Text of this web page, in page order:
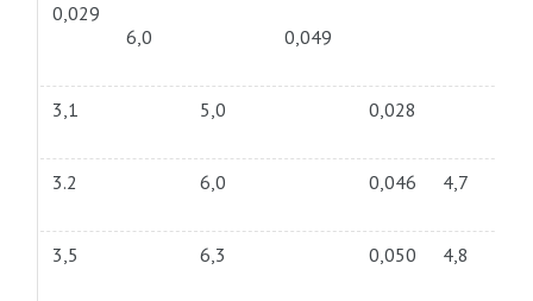
0,029
6,0 0,049
3,1 5,0 0,028
3.2 6,0 0,046 4,7
3,5 6,3 0,050 4,8